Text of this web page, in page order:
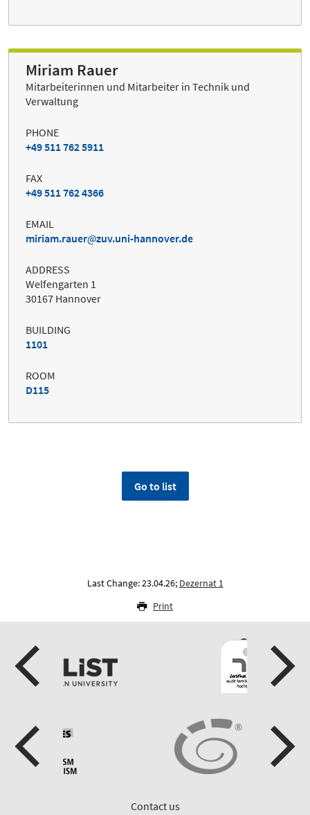
Miriam Rauer
Mitarbeiterinnen und Mitarbeiter in Technik und
Verwaltung
PHONE
+49 511 762 5911
FAX
+49 511 762 4366
EMAIL
miriam.rauer
zuv.uni-hannover.de
ADDRESS
Welfengarten 1
30167 Hannover
BUILDING
1101
ROOM
D115
Go to list
Last Change: 23.04.26; Dezernat 1
Print
Contact us